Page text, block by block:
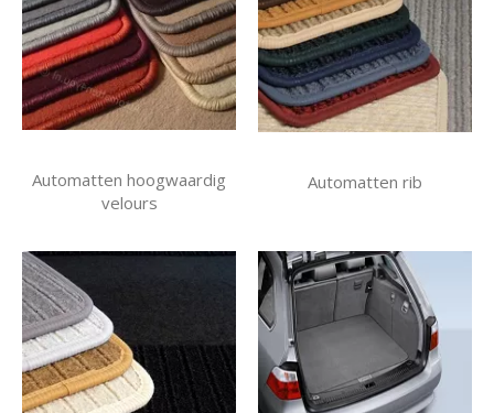
Automatten hoogwaardig
velours
Automatten rib